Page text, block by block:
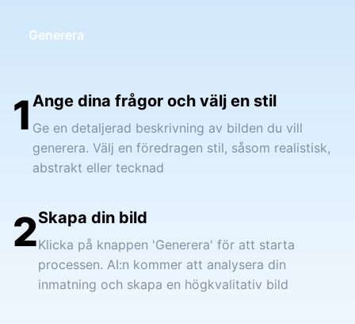
Generera
1 Ange dina frågor och välj en stil
Ge en detaljerad beskrivning av bilden du vill
generera. Välj en föredragen stil, såsom realistisk,
abstrakt eller tecknad
2Skapa din bild
Klicka på knappen 'Generera' för att starta
processen. AI:n kommer att analysera din
inmatning och skapa en högkvalitativ bild